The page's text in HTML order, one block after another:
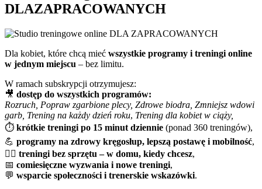
DLAZAPRACOWANYCH
Dla kobiet, które chcą mieć wszystkie programy i treningi online
w jednym miejscu – bez limitu.
W ramach subskrypcji otrzymujesz:
🎥 dostęp do wszystkich programów:
Rozruch, Popraw zgarbione plecy, Zdrowe biodra, Zmniejsz wdowi
garb, Trening na każdy dzień roku, Trening dla kobiet w ciąży,
⏱️ krótkie treningi po 15 minut dziennie (ponad 360 treningów),
💪 programy na zdrowy kręgosłup, lepszą postawę i mobilność,
🧘‍♀️ treningi bez sprzętu – w domu, kiedy chcesz,
📅 comiesięczne wyzwania i nowe treningi,
💬 wsparcie społeczności i trenerskie wskazówki.